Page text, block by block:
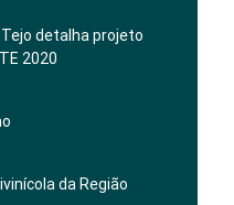
detalha projeto
2020
da Região